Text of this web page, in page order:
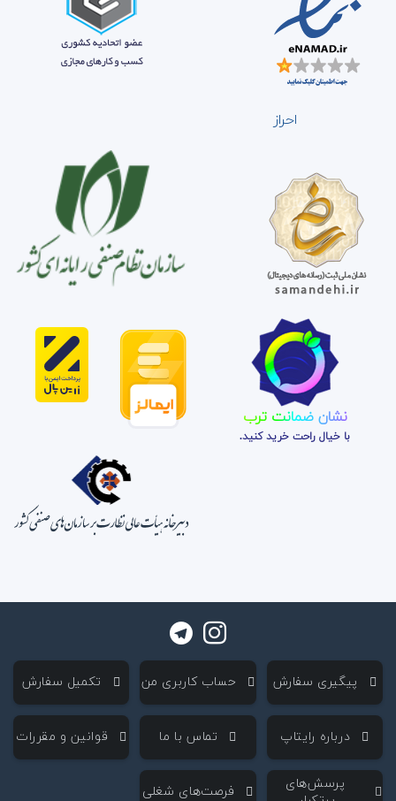
احراز
نشان ضمانت ترب
با خیال راحت خرید کنید.
‌ پیگیری سفارش ‌ حساب کاربری من ‌ تکمیل سفارش
‌ درباره رایتاپ ‌ تماس با ما ‌ قوانین و مقررات
‌ پرسش‌های
‌ فرصت‌های شغلی